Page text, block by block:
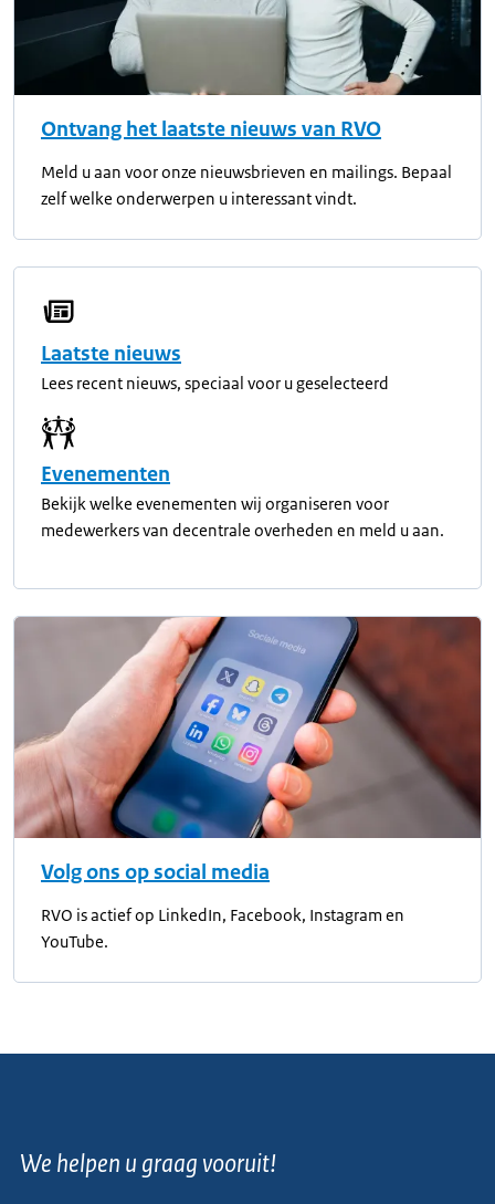
Ontvang het laatste nieuws van RVO
Meld u aan voor onze nieuwsbrieven en mailings. Bepaal
zelf welke onderwerpen u interessant vindt.
Laatste nieuws
Lees recent nieuws, speciaal voor u geselecteerd
Evenementen
Bekijk welke evenementen wij organiseren voor
medewerkers van decentrale overheden en meld u aan.
Volg ons op social media
RVO is actief op LinkedIn, Facebook, Instagram en
YouTube.
We helpen u graag vooruit!